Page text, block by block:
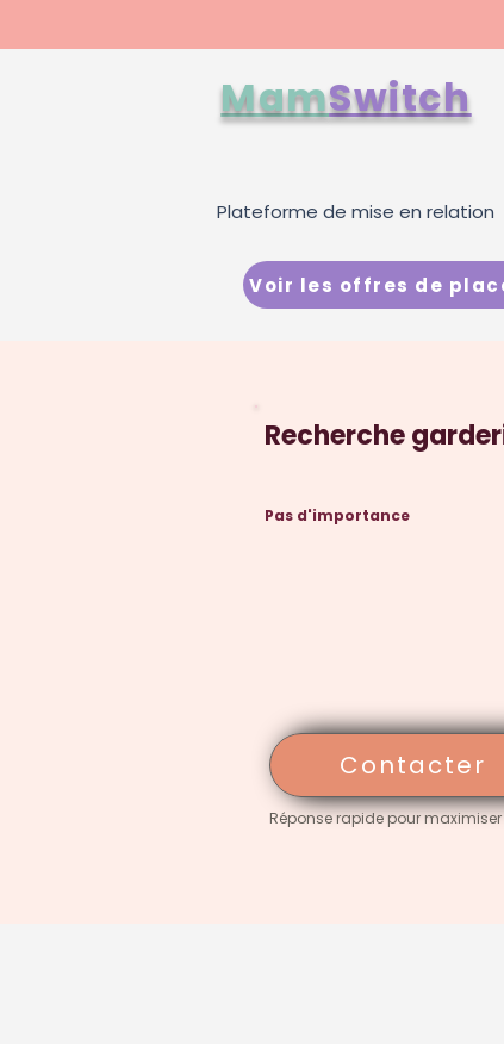
MamSwitch
Plateforme de mise en relation
Voir les offres de
Recherche
Pas d'importance
Contacter
Réponse rapide pour